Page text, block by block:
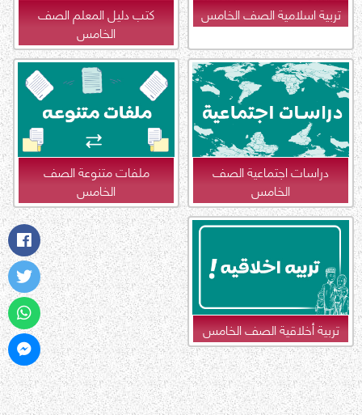
تربية اسلامية الصف الخامس كتب دليل المعلم الصف
الخامس
دراسات اجتماعية الصف
الخامس
ملفات متنوعة الصف
الخامس
تربية أخلاقية الصف الخامس